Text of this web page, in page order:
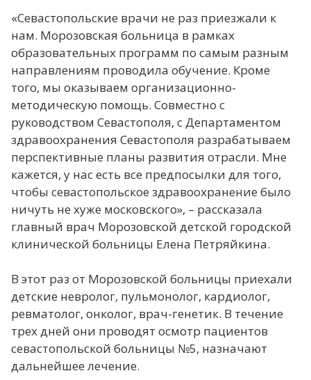
«Севастопольские врачи не раз приезжали к
нам. Морозовская больница в рамках
образовательных программ по самым разным
направлениям проводила обучение. Кроме
того, мы оказываем организационно-
методическую помощь. Совместно с
руководством Севастополя, с Департаментом
здравоохранения Севастополя разрабатываем
перспективные планы развития отрасли. Мне
кажется, у нас есть все предпосылки для того,
чтобы севастопольское здравоохранение было
ничуть не хуже московского», – рассказала
главный врач Морозовской детской городской
клинической больницы Елена Петряйкина.
В этот раз от Морозовской больницы приехали
детские невролог, пульмонолог, кардиолог,
ревматолог, онколог, врач-генетик. В течение
трех дней они проводят осмотр пациентов
севастопольской больницы №5, назначают
дальнейшее лечение.